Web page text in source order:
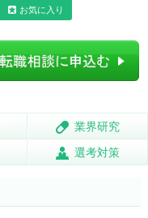
お気に入り
業界研究
業界研究
選考対策
選考対策